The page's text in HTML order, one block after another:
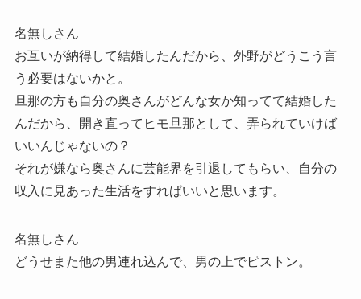
名無しさん
お互いが納得して結婚したんだから、外野がどうこう言
う必要はないかと。
旦那の方も自分の奥さんがどんな女か知ってて結婚した
んだから、開き直ってヒモ旦那として、弄られていけば
いいんじゃないの？
それが嫌なら奥さんに芸能界を引退してもらい、自分の
収入に見あった生活をすればいいと思います。
名無しさん
どうせまた他の男連れ込んで、男の上でピストン。